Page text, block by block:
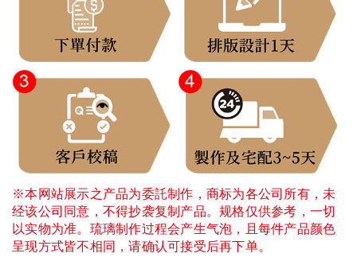
※本网站展示之产品为委託制作，商标为各公司所有，未
经该公司同意，不得抄袭复制产品。规格仅供参考，一切
以实物为准。琉璃制作过程会产生气泡，且每件产品颜色
呈现方式皆不相同，请确认可接受后再下单。